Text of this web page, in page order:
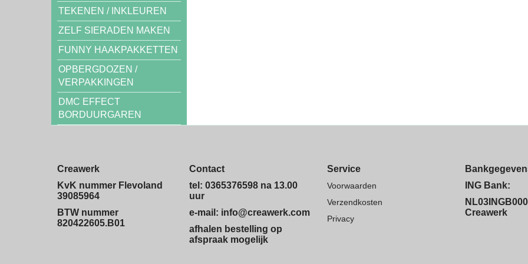
TEKENEN / INKLEUREN
ZELF SIERADEN MAKEN
FUNNY HAAKPAKKETTEN
OPBERGDOZEN /
VERPAKKINGEN
DMC EFFECT
BORDUURGAREN
Creawerk
KvK nummer Flevoland
39085964
BTW nummer
820422605.B01
Contact
tel: 0365376598 na 13.00
uur
e-mail: info@creawerk.com
afhalen bestelling op
afspraak mogelijk
Service
Voorwaarden
Verzendkosten
Privacy
ING Bank:
Creawerk